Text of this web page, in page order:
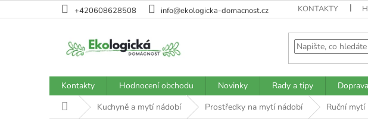
na
+420608628508 info@ekologicka-domacnost.cz KONTAKTY
Kontakty Hodnocení obchodu Novinky Rady a tipy
Domů Kuchyně a mytí nádobí Prostředky na mytí nádobí Ruční mytí